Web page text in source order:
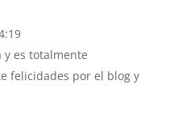
y es totalmente
felicidades por el blog y